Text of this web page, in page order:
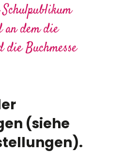
dem die
die Buchmesse
(siehe